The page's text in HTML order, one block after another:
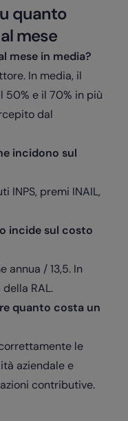
quanto
mese
mese in media?
In media, il
50% e il 70% in più
dal
incidono sul
INPS, premi INAIL,
incide sul costo
annua / 13,5. In
RAL.
quanto costa un
le
aziendale e
contributive.